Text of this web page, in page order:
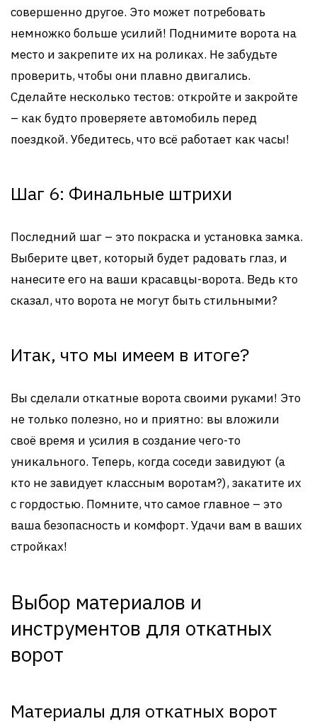
совершенно другое. Это может потребовать
немножко больше усилий! Поднимите ворота на
место и закрепите их на роликах. Не забудьте
проверить, чтобы они плавно двигались.
Сделайте несколько тестов: откройте и закройте
– как будто проверяете автомобиль перед
поездкой. Убедитесь, что всё работает как часы!
Шаг 6: Финальные штрихи
Последний шаг – это покраска и установка замка.
Выберите цвет, который будет радовать глаз, и
нанесите его на ваши красавцы-ворота. Ведь кто
сказал, что ворота не могут быть стильными?
Итак, что мы имеем в итоге?
Вы сделали откатные ворота своими руками! Это
не только полезно, но и приятно: вы вложили
своё время и усилия в создание чего-то
уникального. Теперь, когда соседи завидуют (а
кто не завидует классным воротам?), закатите их
с гордостью. Помните, что самое главное – это
ваша безопасность и комфорт. Удачи вам в ваших
стройках!
Выбор материалов и
инструментов для откатных
ворот
Материалы для откатных ворот